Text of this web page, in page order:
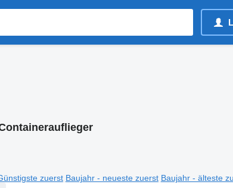
zuerst Baujahr - neueste zuerst Baujahr - älteste